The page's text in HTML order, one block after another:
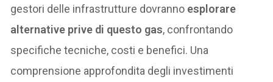
gestori delle infrastrutture dovranno esplorare
alternative prive di questo gas, confrontando
specifiche tecniche, costi e benefici. Una
comprensione approfondita degli investimenti